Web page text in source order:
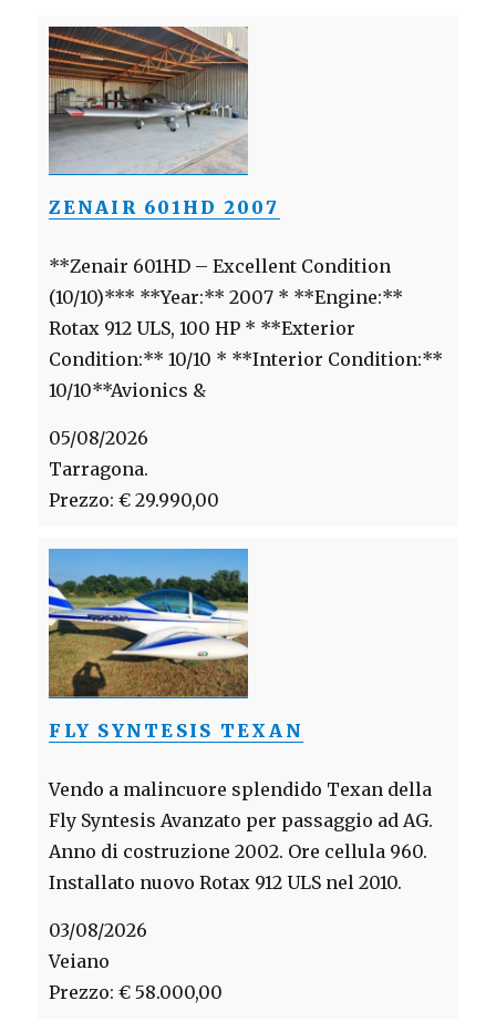
ZENAIR 601HD 2007
**Zenair 601HD – Excellent Condition
(10/10)*** **Year:** 2007 * **Engine:**
Rotax 912 ULS, 100 HP * **Exterior
Condition:** 10/10 * **Interior Condition:**
10/10**Avionics &
05/08/2026
Tarragona.
Prezzo: € 29.990,00
FLY SYNTESIS TEXAN
Vendo a malincuore splendido Texan della
Fly Syntesis Avanzato per passaggio ad AG.
Anno di costruzione 2002. Ore cellula 960.
Installato nuovo Rotax 912 ULS nel 2010.
03/08/2026
Veiano
Prezzo: € 58.000,00